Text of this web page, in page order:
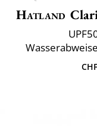
Hatland
CHF